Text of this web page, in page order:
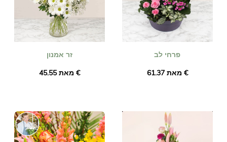
זר אמנון
מאת ‏45.55 €
פרחי לב
מאת ‏61.37 €